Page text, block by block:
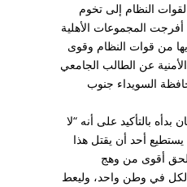
النظام إلى تخوم
أفرجت المجموعات الأهلية
من قوات النظام وقوى
عن الطالب الجامعي
السويداء جنوب
بالتأكيد على أنه “لا
يستطيع أحد أن يقتل هذا
أقوى من وهج
في وطن واحد، وليعط